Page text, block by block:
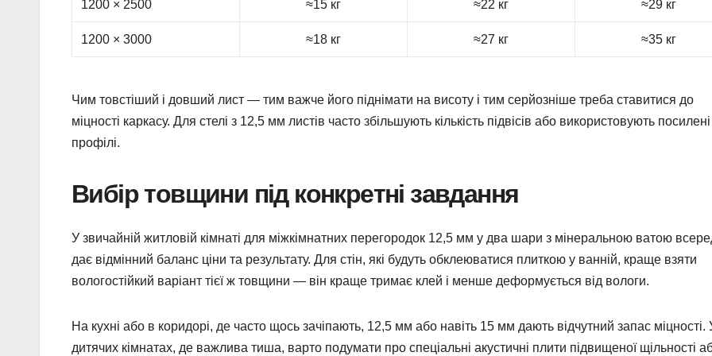
1200 × 2500 ≈15 кг ≈22 кг ≈29 кг
1200 × 3000 ≈18 кг ≈27 кг ≈35 кг
Чим товстіший і довший лист — тим важче його піднімати на висоту і тим серйозніше треба ставитися до
міцності каркасу. Для стелі з 12,5 мм листів часто збільшують кількість підвісів або використовують посилені
профілі.
Вибір товщини під конкретні завдання
У звичайній житловій кімнаті для міжкімнатних перегородок 12,5 мм у два шари з мінеральною ватою
дає відмінний баланс ціни та результату. Для стін, які будуть обклеюватися плиткою у ванній, краще взяти
вологостійкий варіант тієї ж товщини — він краще тримає клей і менше деформується від вологи.
На кухні або в коридорі, де часто щось зачіпають, 12,5 мм або навіть 15 мм дають відчутний запас міцності.
дитячих кімнатах, де важлива тиша, варто подумати про спеціальні акустичні плити підвищеної щільності